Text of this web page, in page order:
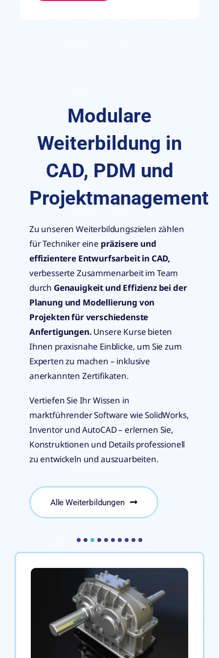
Modulare
Weiterbildung in
CAD, PDM und
Projektmanagement
Zu unseren Weiterbildungszielen zählen
für Techniker eine präzisere und
effizientere Entwurfsarbeit in CAD,
verbesserte Zusammenarbeit im Team
durch Genauigkeit und Effizienz bei der
Planung und Modellierung von
Projekten für verschiedenste
Anfertigungen. Unsere Kurse bieten
Ihnen praxisnahe Einblicke, um Sie zum
Experten zu machen – inklusive
anerkannten Zertifikaten.
Vertiefen Sie Ihr Wissen in
marktführender Software wie SolidWorks,
Inventor und AutoCAD – erlernen Sie,
Konstruktionen und Details professionell
zu entwickeln und auszuarbeiten.
Alle Weiterbildungen